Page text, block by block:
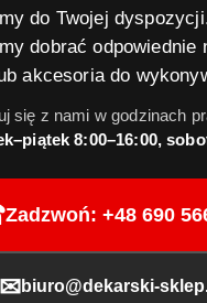
do Twojej
dobrać odpowiednie
akcesoria do
się z nami w godzinach
8:00–16:00,
Zadzwoń: +48 690
✉ biuro@dekarski-